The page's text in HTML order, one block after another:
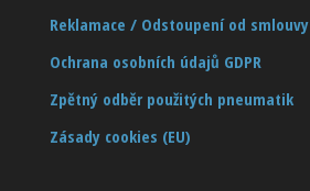
Reklamace / Odstoupení od smlouvy
Ochrana osobních údajů GDPR
Zpětný odběr použitých pneumatik
Zásady cookies (EU)